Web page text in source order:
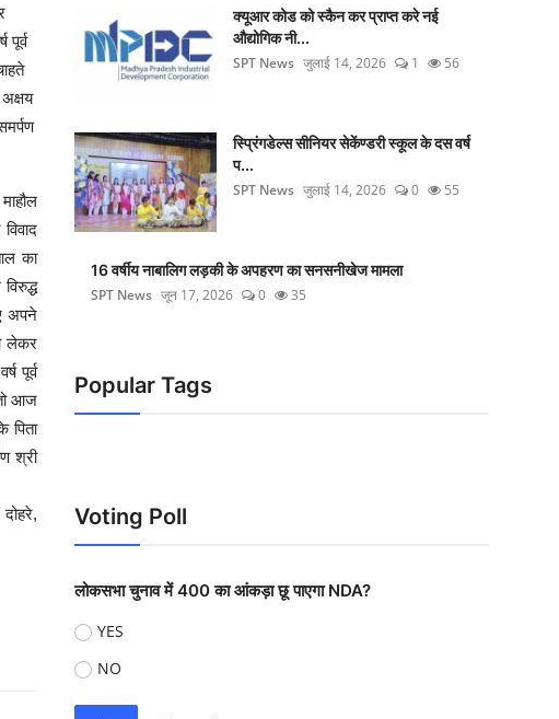
का
अपने
लेकर
पूर्व
आज
पिता
श्री
क्यूआर कोड को स्कैन कर प्राप्त करे नई
औद्योगिक नी...
SPT News जुलाई 14, 2026 1 56
स्प्रिंगडेल्स सीनियर सेकेंण्डरी स्कूल के दस वर्ष
प...
SPT News जुलाई 14, 2026 0 55
16 वर्षीय नाबालिग लड़की के अपहरण का सनसनीखेज मामला
SPT News जून 17, 2026 0 35
Popular Tags
Voting Poll
लोकसभा चुनाव में 400 का आंकड़ा छू पाएगा NDA?
YES
NO